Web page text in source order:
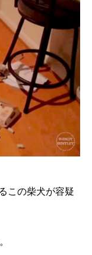
この柴犬が容疑